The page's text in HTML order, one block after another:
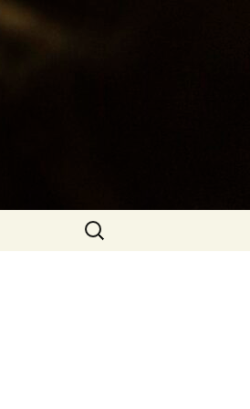
Rechercher :